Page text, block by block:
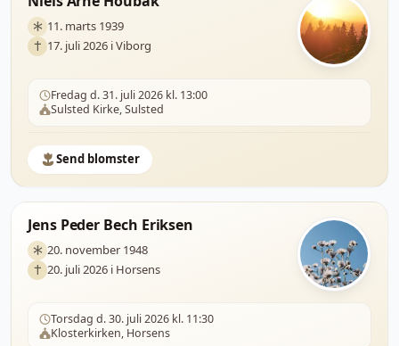
11. marts 1939
17. juli 2026 i Viborg
Fredag d. 31. juli 2026 kl. 13:00
Sulsted Kirke, Sulsted
Send blomster
Jens Peder Bech Eriksen
20. november 1948
20. juli 2026 i Horsens
Torsdag d. 30. juli 2026 kl. 11:30
Klosterkirken, Horsens